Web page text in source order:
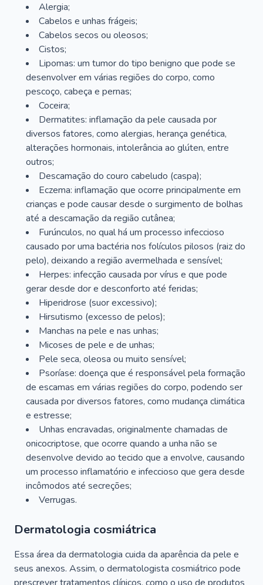
Alergia;
Cabelos e unhas frágeis;
Cabelos secos ou oleosos;
Cistos;
Lipomas: um tumor do tipo benigno que pode se
desenvolver em várias regiões do corpo, como
pescoço, cabeça e pernas;
Coceira;
Dermatites: inflamação da pele causada por
diversos fatores, como alergias, herança genética,
alterações hormonais, intolerância ao glúten, entre
outros;
Descamação do couro cabeludo (caspa);
Eczema: inflamação que ocorre principalmente em
crianças e pode causar desde o surgimento de bolhas
até a descamação da região cutânea;
Furúnculos, no qual há um processo infeccioso
causado por uma bactéria nos folículos pilosos (raiz do
pelo), deixando a região avermelhada e sensível;
Herpes: infecção causada por vírus e que pode
gerar desde dor e desconforto até feridas;
Hiperidrose (suor excessivo);
Hirsutismo (excesso de pelos);
Manchas na pele e nas unhas;
Micoses de pele e de unhas;
Pele seca, oleosa ou muito sensível;
Psoríase: doença que é responsável pela formação
de escamas em várias regiões do corpo, podendo ser
causada por diversos fatores, como mudança climática
e estresse;
Unhas encravadas, originalmente chamadas de
onicocriptose, que ocorre quando a unha não se
desenvolve devido ao tecido que a envolve, causando
um processo inflamatório e infeccioso que gera desde
incômodos até secreções;
Verrugas.
Dermatologia cosmiátrica
Essa área da dermatologia cuida da aparência da pele e
seus anexos. Assim, o dermatologista cosmiátrico pode